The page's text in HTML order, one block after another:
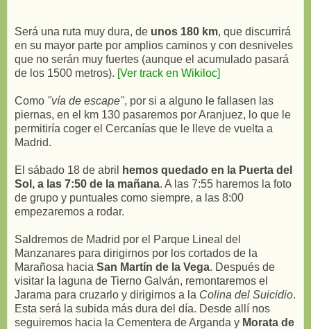
Será una ruta muy dura, de unos 180 km, que discurrirá
en su mayor parte por amplios caminos y con desniveles
que no serán muy fuertes (aunque el acumulado pasará
de los 1500 metros). [Ver track en Wikiloc]
Como "vía de escape", por si a alguno le fallasen las
piernas, en el km 130 pasaremos por Aranjuez, lo que le
permitiría coger el Cercanías que le lleve de vuelta a
Madrid.
El sábado 18 de abril
hemos quedado en la Puerta del
Sol, a las 7:50 de la mañana. A las 7:55 haremos la foto
de grupo y puntuales como siempre, a las 8:00
empezaremos a rodar.
Saldremos de Madrid por el Parque Lineal del
Manzanares para dirigirnos por los cortados de la
Marañosa hacia San Martín de la Vega. Después de
visitar la laguna de Tierno Galván, remontaremos el
Jarama para cruzarlo y dirigirnos a la Colina del Suicidio.
Esta será la subida más dura del día. Desde allí nos
seguiremos hacia la Cementera de Arganda y Morata de